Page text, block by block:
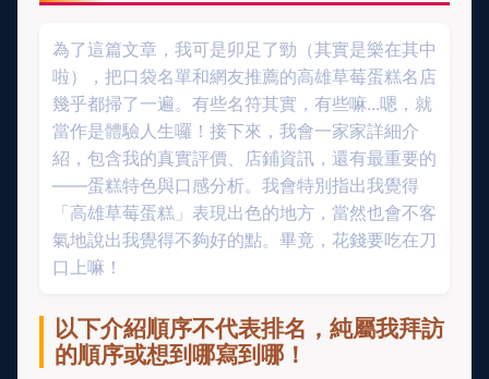
為了這篇文章，我可是卯足了勁（其實是樂在其中
啦），把口袋名單和網友推薦的高雄草莓蛋糕名店
幾乎都掃了一遍。有些名符其實，有些嘛...嗯，就
當作是體驗人生囉！接下來，我會一家家詳細介
紹，包含我的真實評價、店鋪資訊，還有最重要的
——蛋糕特色與口感分析。我會特別指出我覺得
「高雄草莓蛋糕」表現出色的地方，當然也會不客
氣地說出我覺得不夠好的點。畢竟，花錢要吃在刀
口上嘛！
以下介紹順序不代表排名，純屬我拜訪
的順序或想到哪寫到哪！